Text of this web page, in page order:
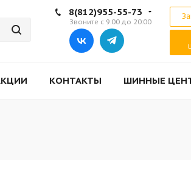
8(812)955-55-73
Звоните с 9:00 до 20:00
КОНТАКТЫ ШИННЫЕ